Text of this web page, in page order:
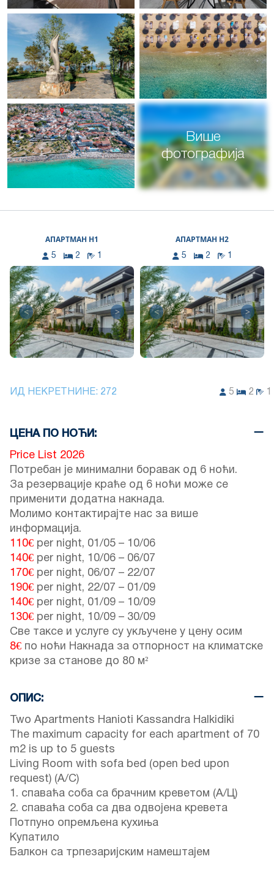
Више
фотографија
АПАРТМАН Н1
5 2 1
< >
АПАРТМАН Н2
5 2 1
< >
ИД НЕКРЕТНИНЕ: 272 5 2
ЦЕНА ПО НОЋИ:
Price List 2026
Потребан је минимални боравак од 6 ноћи.
За резервације краће од 6 ноћи може се
применити додатна накнада.
Молимо контактирајте нас за више
информација.
110€ per night, 01/05 – 10/06
140€ per night, 10/06 – 06/07
170€ per night, 06/07 – 22/07
190€ per night, 22/07 – 01/09
140€ per night, 01/09 – 10/09
130€ per night, 10/09 – 30/09
Све таксе и услуге су укључене у цену осим
8€ по ноћи Накнада за отпорност на климатске
кризе за станове до 80 м²
ОПИС:
Two Apartments Hanioti Kassandra Halkidiki
The maximum capacity for each apartment of 70
m2 is up to 5 guests
Living Room with sofa bed (open bed upon
request) (A/C)
1. спаваћа соба са брачним креветом (А/Ц)
2. спаваћа соба са два одвојена кревета
Потпуно опремљена кухиња
Купатило
Балкон са трпезаријским намештајем